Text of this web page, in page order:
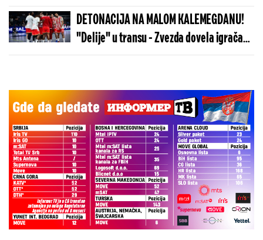
više od 100 „baba jaga“
DETONACIJA NA MALOM KALEMEGDANU!
"Delije" u transu - Zvezda dovela igrača
Real Madrida!